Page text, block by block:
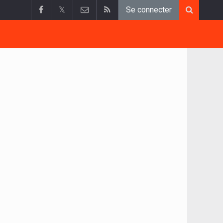
𝕏 Se connecter